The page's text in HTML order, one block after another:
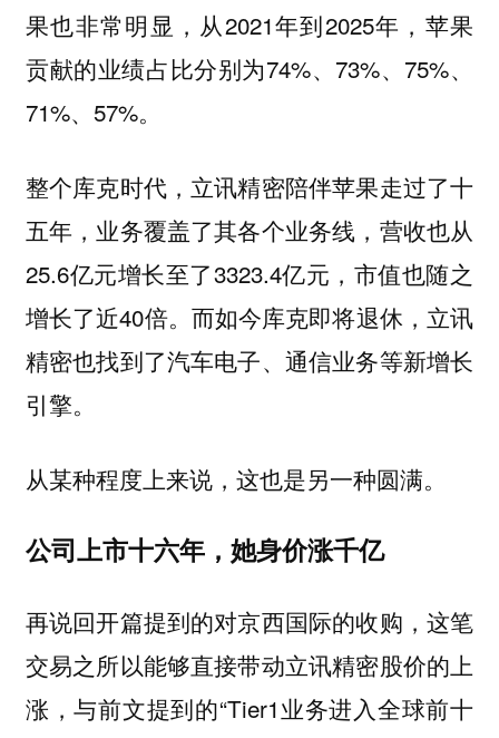
果也非常明显，从2021年到2025年，苹果
贡献的业绩占比分别为74%、73%、75%、
71%、57%。
整个库克时代，立讯精密陪伴苹果走过了十
五年，业务覆盖了其各个业务线，营收也从
25.6亿元增长至了3323.4亿元，市值也随之
增长了近40倍。而如今库克即将退休，立讯
精密也找到了汽车电子、通信业务等新增长
引擎。
从某种程度上来说，这也是另一种圆满。
公司上市十六年，她身价涨千亿
再说回开篇提到的对京西国际的收购，这笔
交易之所以能够直接带动立讯精密股价的上
涨，与前文提到的“Tier1业务进入全球前十